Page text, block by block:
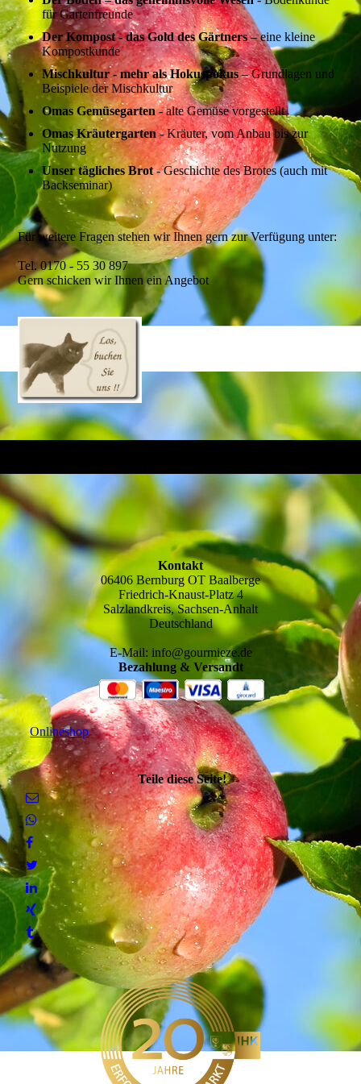
für Gartenfreunde
Der Kompost - das Gold des Gärtners– eine kleine
Kompostkunde
Mischkultur - mehr als Hokuspokus– Grundlagen und
Beispiele der Mischkultur
Omas Gemüsegarten- alte Gemüse vorgestellt
Omas Kräutergarten- Kräuter, vom Anbau bis zur
Nutzung
Unser tägliches Brot- Geschichte des Brotes (auch mit
Backseminar)
Für weitere Fragen stehen wir Ihnen gern zur Verfügung unter:
Tel. 0170 - 55 30 897
Gern schicken wir Ihnen ein Angebot
Kontakt
06406 Bernburg OT Baalberge
Friedrich-Knaust-Platz 4
Salzlandkreis, Sachsen-Anhalt
Deutschland
E-Mail: info@gourmieze.de
Bezahlung & Versandt
Onlineshop
Teile diese Seite!